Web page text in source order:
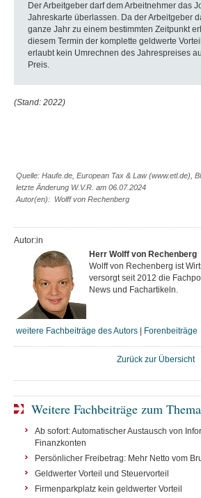
Der Arbeitgeber darf dem Arbeitnehmer das
Jahreskarte überlassen. Da der Arbeitgeber
ganze Jahr zu einem bestimmten Zeitpunkt
diesem Termin der komplette geldwerte
erlaubt kein Umrechnen des Jahrespreises
Preis.
(Stand: 2022)
Quelle: Haufe.de, European Tax & Law (www.etl.de),
letzte Änderung W.V.R. am 06.07.2024
Autor(en): Wolff von Rechenberg
Autor:in
Herr Wolff von Rechenberg
Wolff von Rechenberg ist
versorgt seit 2012 die
News und Fachartikeln.
weitere Fachbeiträge des Autors Forenbeiträge
Zurück zur Übersicht
Weitere Fachbeiträge zum Thema
Ab sofort: Automatischer Austausch von
Finanzkonten
Persönlicher Freibetrag: Mehr Netto vom
Geldwerter Vorteil und Steuervorteil
Firmenparkplatz kein geldwerter Vorteil